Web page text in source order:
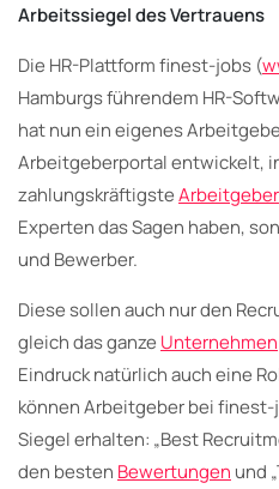
Arbeitssiegel des Vertrauens
Die HR-Plattform finest-jobs (
Hamburgs führendem HR-
hat nun ein eigenes
Arbeitgeberportal entwickelt,
zahlungskräftigsteArbeitgeber
Experten das Sagen haben,
und Bewerber.
Diese sollen auch nur den
gleich das ganze Unternehmen
Eindruck natürlich auch eine
können Arbeitgeber bei
Siegel erhalten: „Best
den besten Bewertungen und